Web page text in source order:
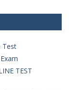
Test
TEST